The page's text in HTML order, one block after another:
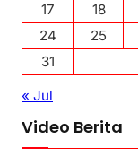
17
18
24
25
31
« Jul
Video Berita